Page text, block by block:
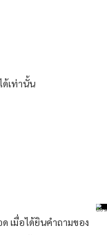
เท่านั้น
เมื่อได้ยินคำถามของ